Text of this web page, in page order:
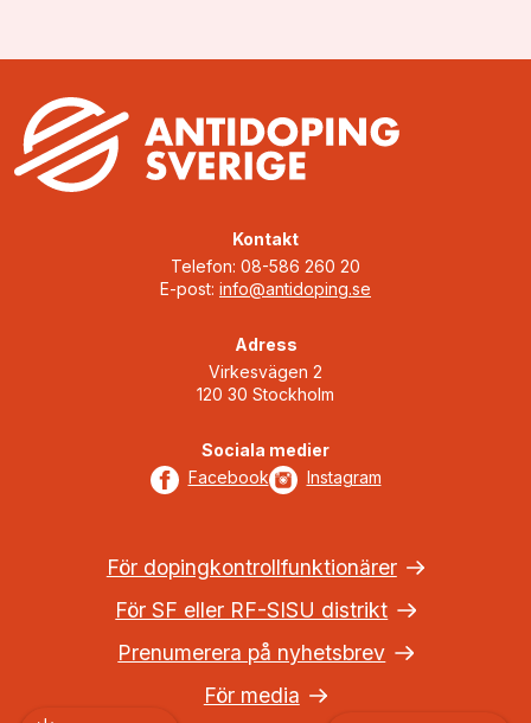
Kontakt
Telefon: 08-586 260 20
E-post: info@antidoping.se
Adress
Virkesvägen 2
120 30 Stockholm
Sociala medier
Facebook
Instagram
För dopingkontrollfunktionärer
För SF eller RF-SISU distrikt
Prenumerera på nyhetsbrev
För media